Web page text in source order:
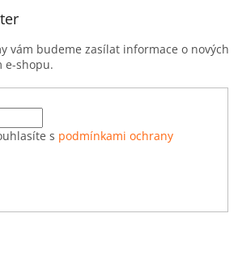
vám budeme zasílat informace o nových
e-shopu.
s podmínkami ochrany